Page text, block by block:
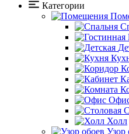
Категории
Холл
Узор